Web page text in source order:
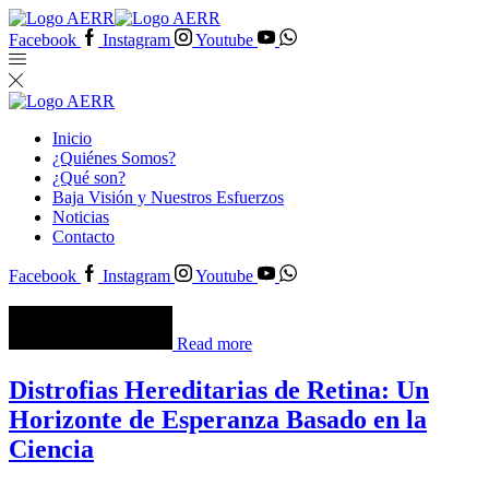
Facebook Instagram Youtube
Inicio
¿Quiénes Somos?
¿Qué son?
Baja Visión y Nuestros Esfuerzos
Noticias
Contacto
Facebook Instagram Youtube
Read more
Distrofias Hereditarias de Retina: Un
Horizonte de Esperanza Basado en la
Ciencia